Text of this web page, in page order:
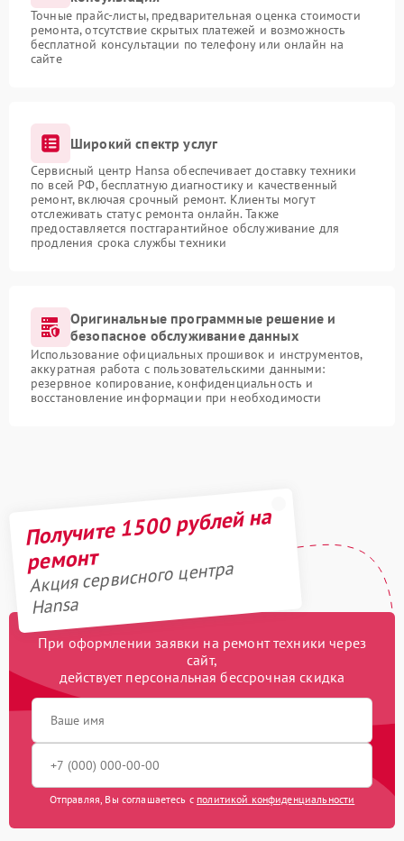
Точные прайс-листы, предварительная оценка стоимости
ремонта, отсутствие скрытых платежей и возможность
бесплатной консультации по телефону или онлайн на
сайте
Широкий спектр услуг
Сервисный центр Hansa обеспечивает доставку техники
по всей РФ, бесплатную диагностику и качественный
ремонт, включая срочный ремонт. Клиенты могут
отслеживать статус ремонта онлайн. Также
предоставляется постгарантийное обслуживание для
продления срока службы техники
Оригинальные программные решение и
безопасное обслуживание данных
Использование официальных прошивок и инструментов,
аккуратная работа с пользовательскими данными:
резервное копирование, конфиденциальность и
восстановление информации при необходимости
Получите 1500 рублей на
ремонт
Акция сервисного центра
Hansa
При оформлении заявки на ремонт техники через
сайт,
действует персональная бессрочная скидка
Отправляя, Вы соглашаетесь с политикой конфиденциальности